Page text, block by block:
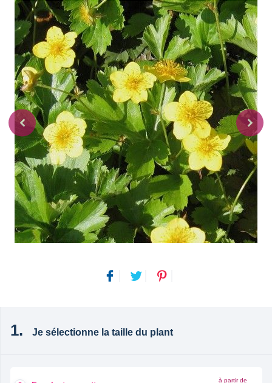
Je sélectionne la taille du plant
à partir de